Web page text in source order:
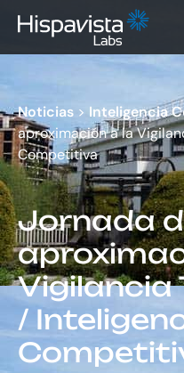
Noticias > Inteligencia
aproximación a la
Competitiva
Jornada
Vigilancia
/